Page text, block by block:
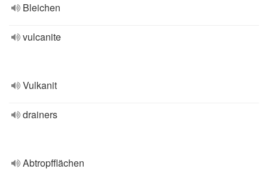
Bleichen
vulcanite
Vulkanit
drainers
Abtropfflächen